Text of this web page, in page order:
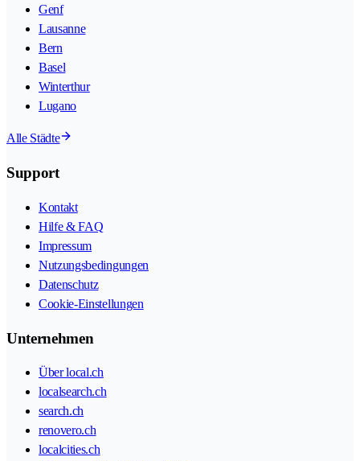
Genf
Lausanne
Bern
Basel
Winterthur
Lugano
Alle Städte
Support
Kontakt
Hilfe & FAQ
Impressum
Nutzungsbedingungen
Datenschutz
Cookie-Einstellungen
Unternehmen
Über local.ch
localsearch.ch
search.ch
renovero.ch
localcities.ch